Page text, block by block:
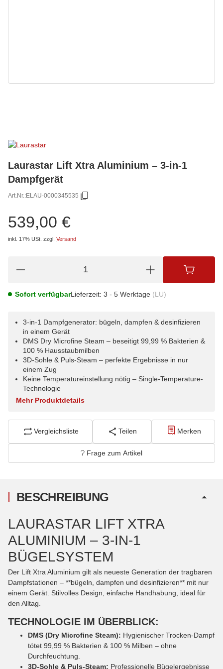
Laurastar Lift Xtra Aluminium – 3-in-1
Dampfgerät
Art.Nr.:ELAU-0000345535
539,00 €
inkl. 17% USt. zzgl. Versand
Sofort verfügbarLieferzeit: 3 - 5 Werktage (LU)
3-in-1 Dampfgenerator: bügeln, dampfen & desinfizieren
in einem Gerät
DMS Dry Microfine Steam – beseitigt 99,99 % Bakterien &
100 % Hausstaubmilben
3D-Sohle & Puls-Steam – perfekte Ergebnisse in nur
einem Zug
Keine Temperatureinstellung nötig – Single-Temperature-
Technologie
Mehr Produktdetails
Vergleichsliste Teilen Merken
Frage zum Artikel
BESCHREIBUNG
LAURASTAR LIFT XTRA
ALUMINIUM – 3-IN-1
BÜGELSYSTEM
Der Lift Xtra Aluminium gilt als neueste Generation der tragbaren
Dampfstationen – **bügeln, dampfen und desinfizieren** mit nur
einem Gerät. Stilvolles Design, einfache Handhabung, ideal für
den Alltag.
TECHNOLOGIE IM ÜBERBLICK:
DMS (Dry Microfine Steam): Hygienischer Trocken-Dampf
tötet 99,99 % Bakterien & 100 % Milben – ohne
Durchfeuchtung.
3D-Sohle & Puls-Steam: Professionelle Bügelergebnisse